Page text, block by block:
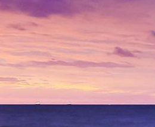
温室効果ガス